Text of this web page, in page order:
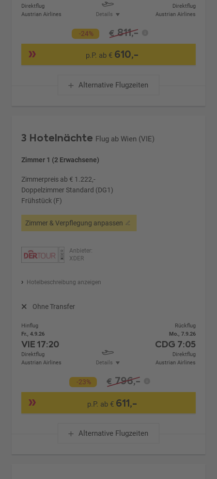
Direktflug
Austrian Airlines
Details
Direktflug
Austrian Airlines
-24% € 811,-
p.P. ab € 610,-
Alternative Flugzeiten
3 Hotelnächte Flug ab Wien (VIE)
Zimmer 1 (2 Erwachsene)
Zimmerpreis ab € 1.222,-
Doppelzimmer Standard (DG1)
Frühstück (F)
Zimmer & Verpflegung anpassen
Anbieter:
XDER
Hotelbeschreibung anzeigen
Ohne Transfer
Hinflug
Fr., 4.9.26
VIE17:20
Direktflug
Austrian Airlines
Details
Rückflug
Mo., 7.9.26
CDG 7:05
Direktflug
Austrian Airlines
-23% € 796,-
p.P. ab € 611,-
Alternative Flugzeiten